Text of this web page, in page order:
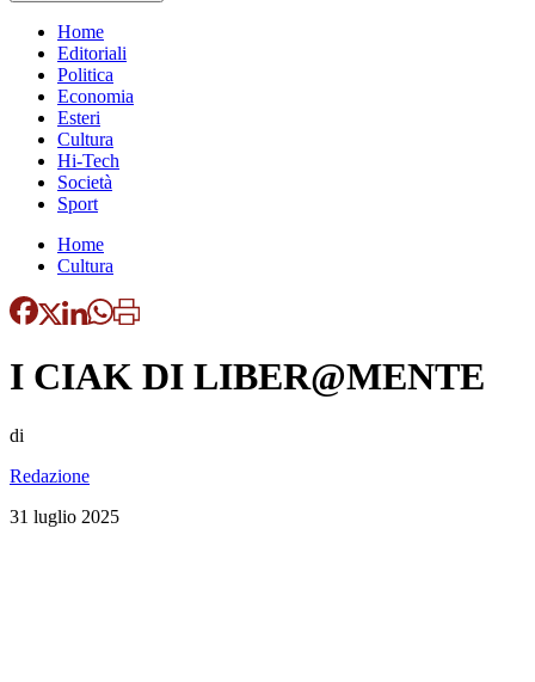
Home
Editoriali
Politica
Economia
Esteri
Cultura
Hi-Tech
Società
Sport
Home
Cultura
I CIAK DI LIBER@MENTE
di
Redazione
31 luglio 2025